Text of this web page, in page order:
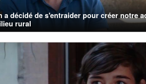
a décidé de s'entraider pour créer notre
rural